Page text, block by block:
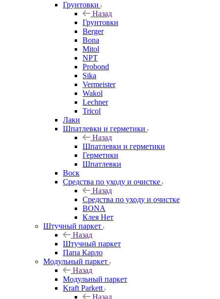
Грунтовки
Назад
Грунтовки
Berger
Bona
Mitol
NPT
Probond
Sika
Vermeister
Wakol
Lechner
Tricol
Лаки
Шпатлевки и герметики
Назад
Шпатлевки и герметики
Герметики
Шпатлевки
Воск
Средства по уходу и очистке
Назад
Средства по уходу и очистке
BONA
Клея Нет
Штучный паркет
Назад
Штучный паркет
Папа Карло
Модульный паркет
Назад
Модульный паркет
Kraft Parkett
Назад